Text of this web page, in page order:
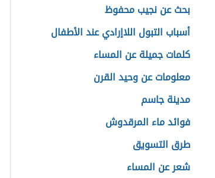
بحث عن نجيب محفوظ
أسباب التبول اللاإرادي عند الأطفال
كلمات جميلة عن المساء
معلومات عن وحيد القرن
مدينة جاسم
فوائد ماء المرقدوش
طرق التسويق
شعر عن المساء